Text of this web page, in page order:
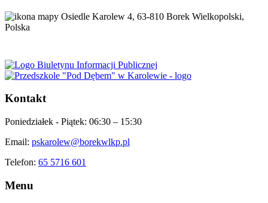
Osiedle Karolew 4, 63-810 Borek Wielkopolski,
Polska
Kontakt
Poniedziałek - Piątek: 06:30 – 15:30
Email: pskarolew@borekwlkp.pl
Telefon: 65 5716 601
Menu